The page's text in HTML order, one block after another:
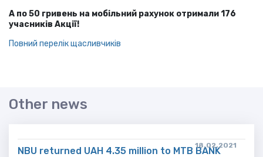
А по 50 гривень на мобільний рахунок отримали 176
учасників Акції!
Повний перелік щасливчиків
Other news
18.02.2021
NBU returned UAH 4.35 million to MTB BANK